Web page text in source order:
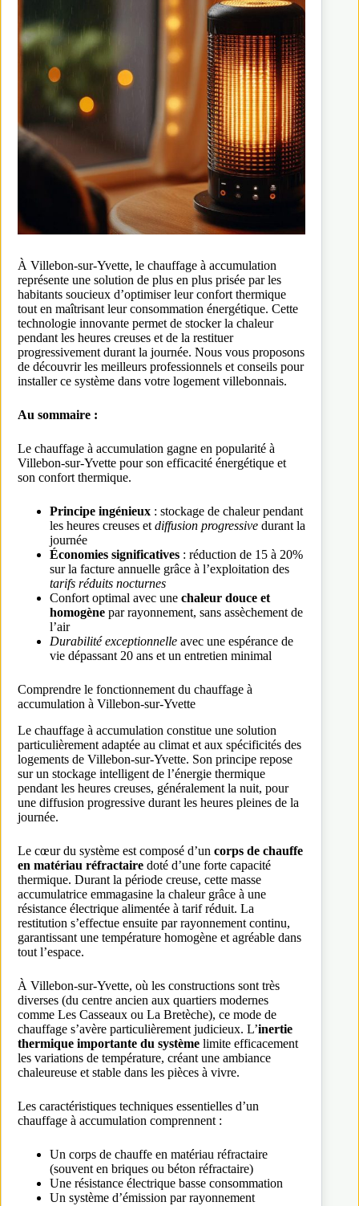
À Villebon-sur-Yvette, le chauffage à accumulation
représente une solution de plus en plus prisée par les
habitants soucieux d’optimiser leur confort thermique
tout en maîtrisant leur consommation énergétique. Cette
technologie innovante permet de stocker la chaleur
pendant les heures creuses et de la restituer
progressivement durant la journée. Nous vous proposons
de découvrir les meilleurs professionnels et conseils pour
installer ce système dans votre logement villebonnais.
Au sommaire :
Le chauffage à accumulation gagne en popularité à
Villebon-sur-Yvette pour son efficacité énergétique et
son confort thermique.
Principe ingénieux : stockage de chaleur pendant
les heures creuses et diffusion progressive durant la
journée
Économies significatives : réduction de 15 à 20%
sur la facture annuelle grâce à l’exploitation des
tarifs réduits nocturnes
Confort optimal avec une chaleur douce et
homogène par rayonnement, sans assèchement de
l’air
Durabilité exceptionnelle avec une espérance de
vie dépassant 20 ans et un entretien minimal
Comprendre le fonctionnement du chauffage à
accumulation à Villebon-sur-Yvette
Le chauffage à accumulation constitue une solution
particulièrement adaptée au climat et aux spécificités des
logements de Villebon-sur-Yvette. Son principe repose
sur un stockage intelligent de l’énergie thermique
pendant les heures creuses, généralement la nuit, pour
une diffusion progressive durant les heures pleines de la
journée.
Le cœur du système est composé d’un corps de chauffe
en matériau réfractaire doté d’une forte capacité
thermique. Durant la période creuse, cette masse
accumulatrice emmagasine la chaleur grâce à une
résistance électrique alimentée à tarif réduit. La
restitution s’effectue ensuite par rayonnement continu,
garantissant une température homogène et agréable dans
tout l’espace.
À Villebon-sur-Yvette, où les constructions sont très
diverses (du centre ancien aux quartiers modernes
comme Les Casseaux ou La Bretèche), ce mode de
chauffage s’avère particulièrement judicieux. L’inertie
thermique importante du système limite efficacement
les variations de température, créant une ambiance
chaleureuse et stable dans les pièces à vivre.
Les caractéristiques techniques essentielles d’un
chauffage à accumulation comprennent :
Un corps de chauffe en matériau réfractaire
(souvent en briques ou béton réfractaire)
Une résistance électrique basse consommation
Un système d’émission par rayonnement